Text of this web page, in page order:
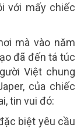
với mấy chiếc
mà vào năm
đã đến tá túc
Việt chung
của chiếc
tin vui đó:
biệt yêu cầu